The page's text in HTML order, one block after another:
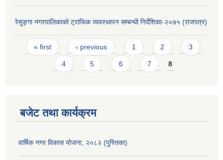
रेसुङ्गा नगरपालिकाको ट्राफिक व्यवस्थापन सम्बन्धी निर्देशिका-२०७५ (राजपत्र)
Pages
« first ‹ previous 1 2 3
4 5 6 7 8
बजेट तथा कार्यक्रम
वार्षिक नगर विकास योजना, २०८२ (पुस्तिका)